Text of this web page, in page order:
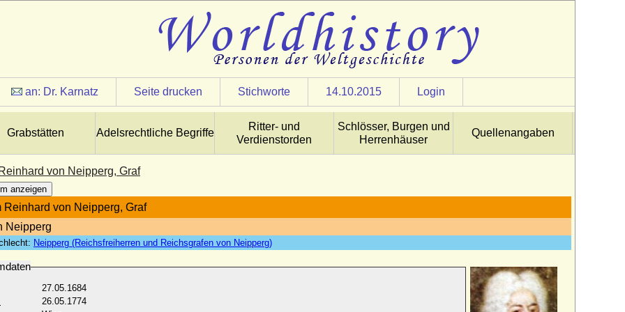
an: Dr. Karnatz Seite drucken Stichworte 14.10.2015 Login
Grabstätten Adelsrechtliche Begriffe
Ritter- und
Verdienstorden
Schlösser, Burgen und
Herrenhäuser
Quellenangaben
von Neipperg, Graf
anzeigen
Reinhard von Neipperg, Graf
Neipperg
Neipperg (Reichsfreiherren und Reichsgrafen von Neipperg)
27.05.1684
26.05.1774